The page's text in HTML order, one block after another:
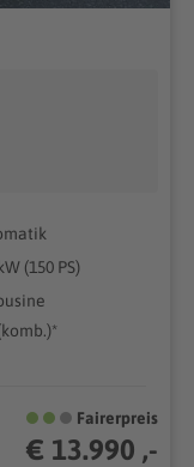
(150 PS)
Fairerpreis
€ 13.990 ,-